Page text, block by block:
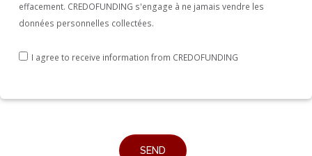
effacement. CREDOFUNDING s'engage à ne jamais vendre les
données personnelles collectées.
I agree to receive information from CREDOFUNDING